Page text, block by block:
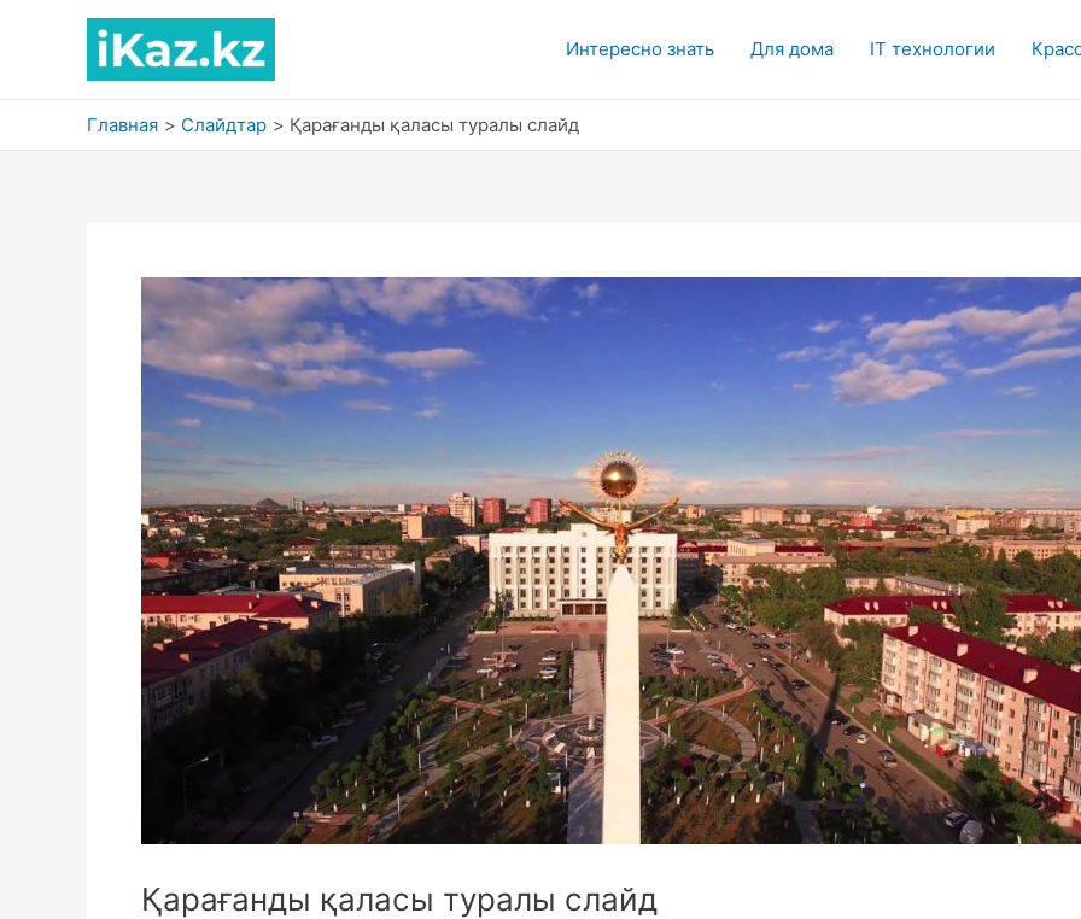
содержимому
Интересно знать Для дома IT технологии
Главная Слайдтар Қарағанды қаласы туралы слайд
Қарағанды қаласы туралы слайд